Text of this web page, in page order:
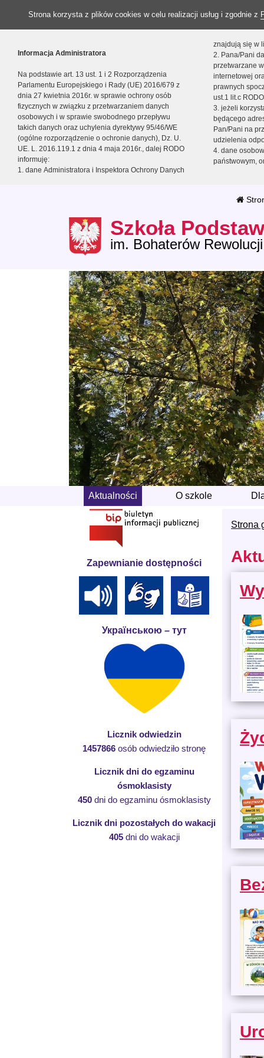
Strona korzysta z plików cookies w celu realizacji usług i zgodnie z
Informacja Administratora
Na podstawie art. 13 ust. 1 i 2 Rozporządzenia
Parlamentu Europejskiego i Rady (UE) 2016/679 z
dnia 27 kwietnia 2016r. w sprawie ochrony osób
fizycznych w związku z przetwarzaniem danych
osobowych i w sprawie swobodnego przepływu
takich danych oraz uchylenia dyrektywy 95/46/WE
(ogólne rozporządzenie o ochronie danych), Dz. U.
UE. L. 2016.119.1 z dnia 4 maja 2016r., dalej RODO
informuję:
1. dane Administratora i Inspektora Ochrony Danych
znajdują się w
2. Pana/Pani
przetwarzane
internetowej
prawnych
ust.1 lit.c
3. jeżeli
będącego
Pan/Pani na
udzielenia
4. dane
państwowym,
Szkoła
im. Bohaterów
Aktualności O szkole
Strona
Zapewnianie dostępności
Українською – тут
Licznik odwiedzin
1457866 osób odwiedziło stronę
Licznik dni do egzaminu
ósmoklasisty
450dni do egzaminu ósmoklasisty
Licznik dni pozostałych do wakacji
405dni do wakacji